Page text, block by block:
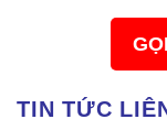
TIN TỨC